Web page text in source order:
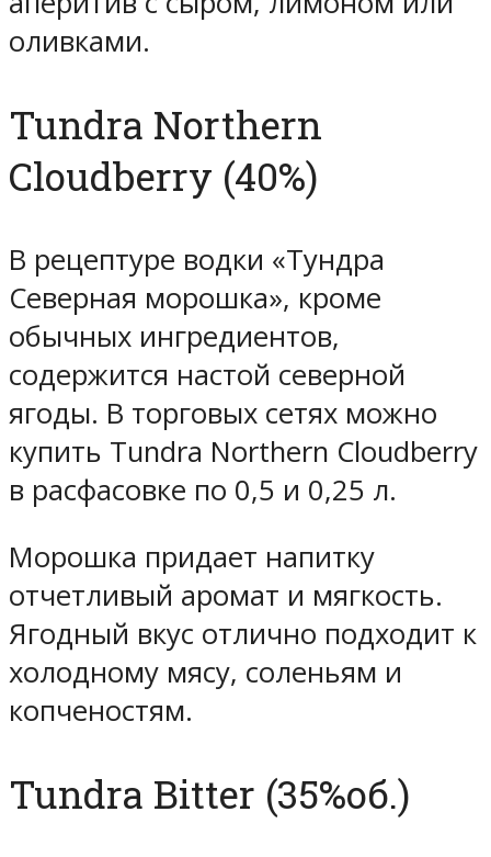
оливками.
Tundra Northern
Cloudberry (40%)
В рецептуре водки «Тундра
Северная морошка», кроме
обычных ингредиентов,
содержится настой северной
ягоды. В торговых сетях можно
купить Tundra Northern Cloudberry
в расфасовке по 0,5 и 0,25 л.
Морошка придает напитку
отчетливый аромат и мягкость.
Ягодный вкус отлично подходит к
холодному мясу, соленьям и
копченостям.
Tundra Bitter (35%об.)